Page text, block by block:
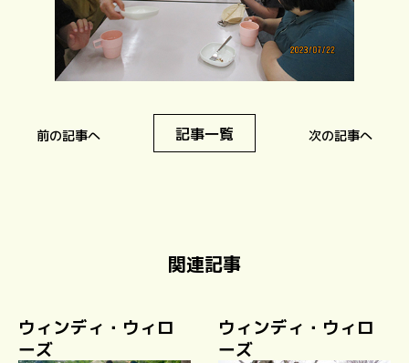
前の記事へ 記事一覧 次の記事へ
関連記事
ウィンディ・ウィロ
ーズ
ウィンディ・ウィロ
ーズ